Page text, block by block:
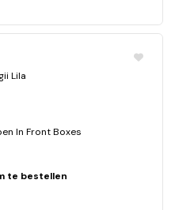
Lila
In Front Boxes
te bestellen